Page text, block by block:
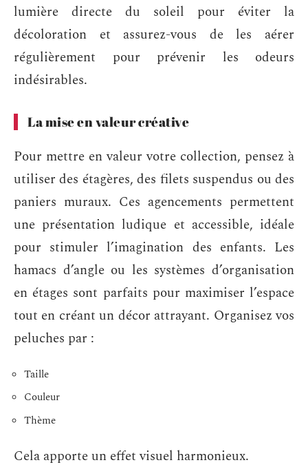
lumière directe du soleil pour éviter la
décoloration et assurez-vous de les aérer
régulièrement pour prévenir les odeurs
indésirables.
La mise en valeur créative
Pour mettre en valeur votre collection, pensez à
utiliser des étagères, des filets suspendus ou des
paniers muraux. Ces agencements permettent
une présentation ludique et accessible, idéale
pour stimuler l’imagination des enfants. Les
hamacs d’angle ou les systèmes d’organisation
en étages sont parfaits pour maximiser l’espace
tout en créant un décor attrayant. Organisez vos
peluches par :
Taille
Couleur
Thème
Cela apporte un effet visuel harmonieux.